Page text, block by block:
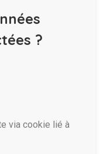
?
via cookie lié à